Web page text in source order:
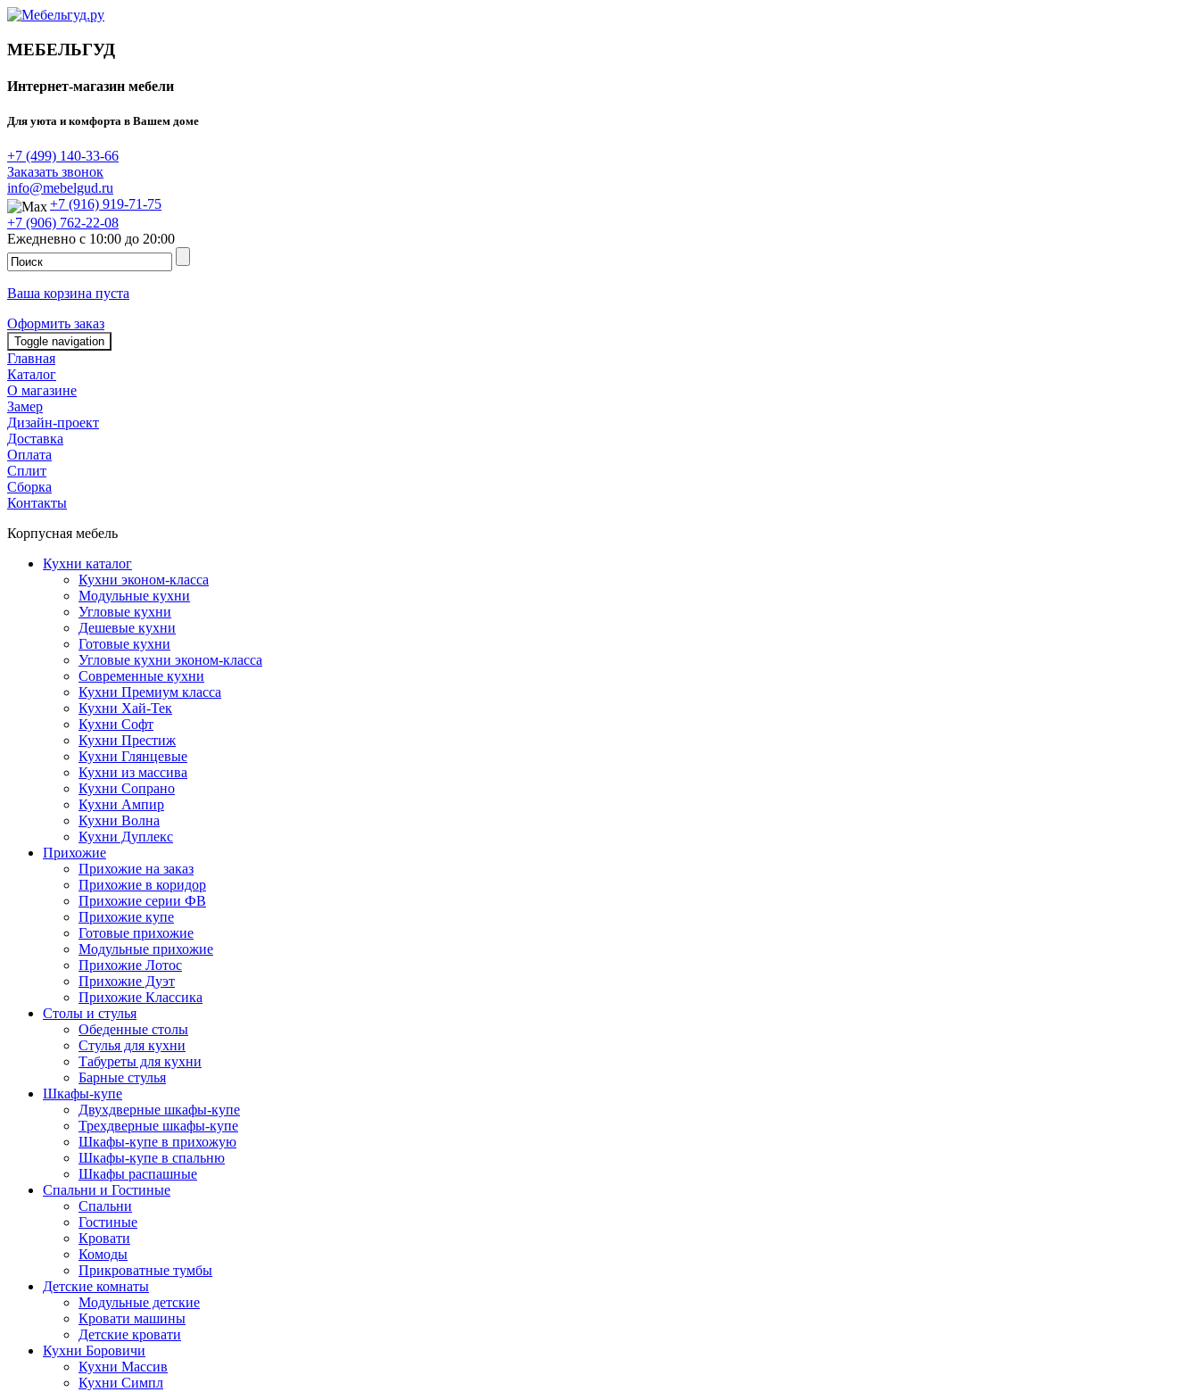
МЕБЕЛЬГУД
Интернет-магазин мебели
Для уюта и комфорта в Вашем доме
+7 (499) 140-33-66
Заказать звонок
info@mebelgud.ru
+7 (916) 919-71-75
+7 (906) 762-22-08
Ежедневно с 10:00 до 20:00
Ваша корзина пуста
Оформить заказ
Toggle navigation
Главная
Каталог
О магазине
Замер
Дизайн-проект
Доставка
Оплата
Сплит
Сборка
Контакты
Корпусная мебель
Кухни каталог
Кухни эконом-класса
Модульные кухни
Угловые кухни
Дешевые кухни
Готовые кухни
Угловые кухни эконом-класса
Современные кухни
Кухни Премиум класса
Кухни Хай-Тек
Кухни Софт
Кухни Престиж
Кухни Глянцевые
Кухни из массива
Кухни Сопрано
Кухни Ампир
Кухни Волна
Кухни Дуплекс
Прихожие
Прихожие на заказ
Прихожие в коридор
Прихожие серии ФВ
Прихожие купе
Готовые прихожие
Модульные прихожие
Прихожие Лотос
Прихожие Дуэт
Прихожие Классика
Столы и стулья
Обеденные столы
Стулья для кухни
Табуреты для кухни
Барные стулья
Шкафы-купе
Двухдверные шкафы-купе
Трехдверные шкафы-купе
Шкафы-купе в прихожую
Шкафы-купе в спальню
Шкафы распашные
Спальни и Гостиные
Спальни
Гостиные
Кровати
Комоды
Прикроватные тумбы
Детские комнаты
Модульные детские
Кровати машины
Детские кровати
Кухни Боровичи
Кухни Массив
Кухни Симпл